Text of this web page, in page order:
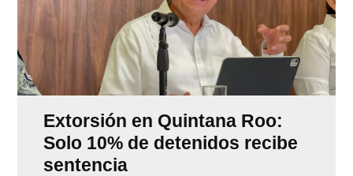
Extorsión en Quintana Roo:
Solo 10% de detenidos recibe
sentencia